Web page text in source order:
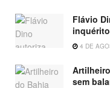
Flávio
4 DE
sem